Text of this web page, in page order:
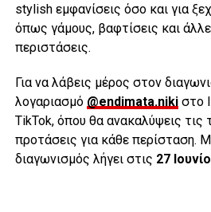
stylish εμφανίσεις όσο και για
όπως γάμους, βαφτίσεις και
περιστάσεις.
Για να λάβεις μέρος στον
λογαριασμό @endimata.nikiστο
TikTok, όπου θα ανακαλύψεις τις
προτάσεις για κάθε περίσταση.
διαγωνισμός λήγει στις 27